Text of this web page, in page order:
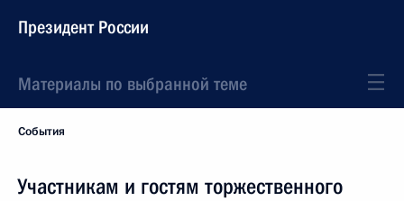
Президент России
Материалы по выбранной теме
События
Участникам и гостям торжественного